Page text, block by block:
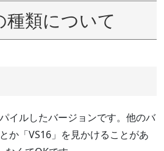
種類について
イルしたバージョンです。他のバ
か「VS16」を見かけることがあ